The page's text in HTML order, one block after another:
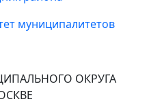
ОКРУГА